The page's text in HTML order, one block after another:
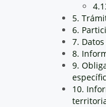
5.
6.
7.
8.
9.
10.